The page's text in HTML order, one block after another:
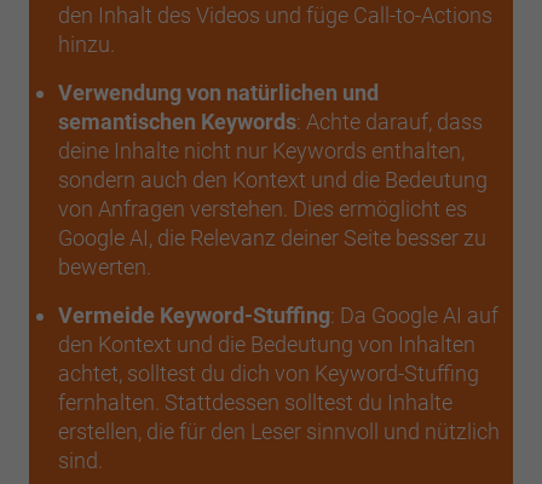
den Inhalt des Videos und füge Call-to-Actions
hinzu.
Verwendung von natürlichen und
semantischen Keywords: Achte darauf, dass
deine Inhalte nicht nur Keywords enthalten,
sondern auch den Kontext und die Bedeutung
von Anfragen verstehen. Dies ermöglicht es
Google AI, die Relevanz deiner Seite besser zu
bewerten.
Vermeide Keyword-Stuffing: Da Google AI auf
den Kontext und die Bedeutung von Inhalten
achtet, solltest du dich von Keyword-Stuffing
fernhalten. Stattdessen solltest du Inhalte
erstellen, die für den Leser sinnvoll und nützlich
sind.